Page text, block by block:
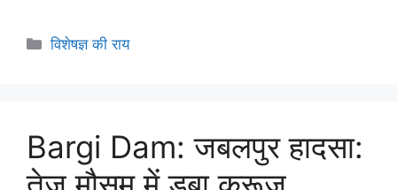
विशेषज्ञ की राय
Bargi Dam: जबलपुर हादसा: